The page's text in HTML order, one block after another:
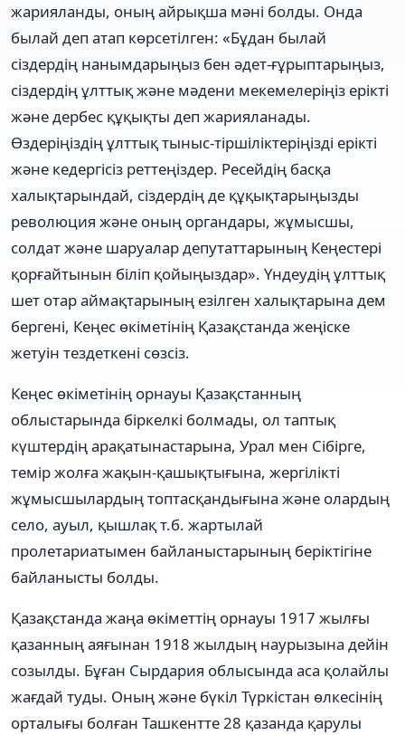
жарияланды, оның айрықша мәні болды. Онда
былай деп атап көрсетілген: «Бұдан былай
сіздердің нанымдарыңыз бен әдет-ғұрыптарыңыз,
сіздердің ұлттық және мәдени мекемелеріңіз ерікті
және дербес құқықты деп жарияланады.
Өздеріңіздің ұлттық тыныс-тіршіліктеріңізді ерікті
және кедергісіз реттеңіздер. Ресейдің басқа
халықтарындай, сіздердің де құқықтарыңызды
революция және оның органдары, жұмысшы,
солдат және шаруалар депутаттарының Кеңестері
қорғайтынын біліп қойыңыздар». Үндеудің ұлттық
шет отар аймақтарының езілген халықтарына дем
бергені, Кеңес өкіметінің Қазақстанда жеңіске
жетуін тездеткені сөзсіз.
Кеңес өкіметінің орнауы Қазақстанның
облыстарында біркелкі болмады, ол таптық
күштердің арақатынастарына, Урал мен Сібірге,
темір жолға жақын-қашықтығына, жергілікті
жұмысшылардың топтасқандығына және олардың
село, ауыл, қышлақ т.б. жартылай
пролетариатымен байланыстарының беріктігіне
байланысты болды.
Қазақстанда жаңа өкіметтің орнауы 1917 жылғы
қазанның аяғынан 1918 жылдың наурызына дейін
созылды. Бұған Сырдария облысында аса қолайлы
жағдай туды. Оның және бүкіл Түркістан өлкесінің
орталығы болған Ташкентте 28 қазанда қарулы